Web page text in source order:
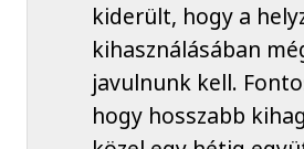
kiderült, hogy a
kihasználásában
javulnunk kell.
hogy hosszabb